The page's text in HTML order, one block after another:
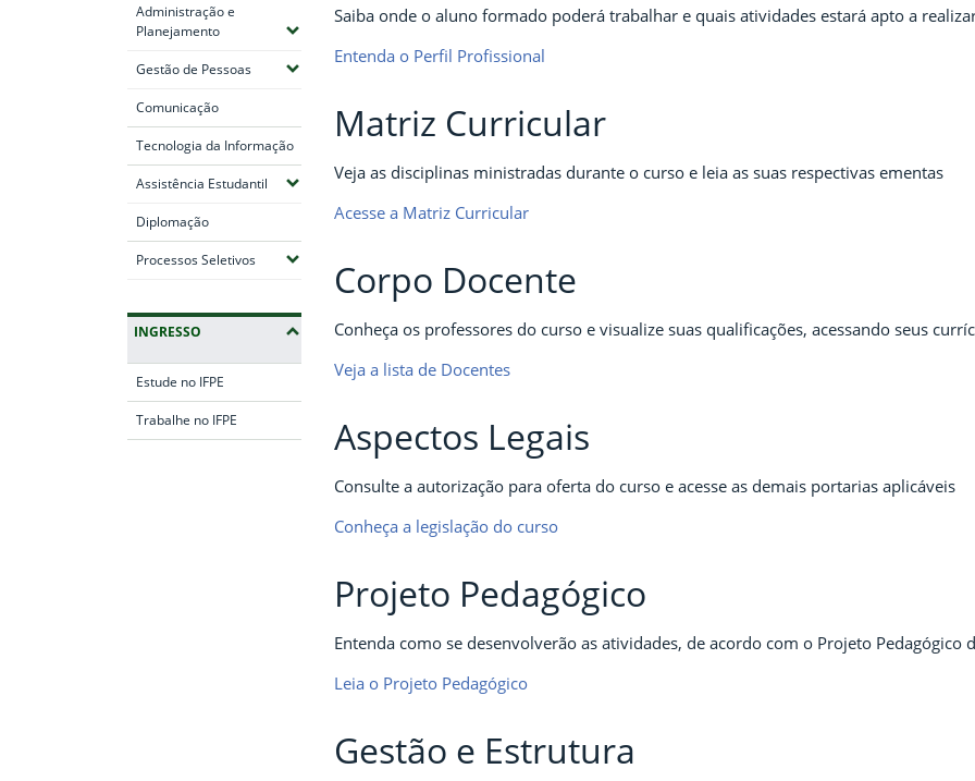
Administração e
Planejamento(Expandir submenus)
Gestão de Pessoas(Expandir submenus)
Comunicação
Tecnologia da Informação
Assistência Estudantil (Expandir submenus)
Diplomação
Processos Seletivos(Expandir submenus)
INGRESSO
Estude no IFPE
Trabalhe no IFPE
Saiba onde o aluno formado poderá trabalhar e quais atividades estará apto a
Entenda o Perfil Profissional
Matriz Curricular
Veja as disciplinas ministradas durante o curso e leia as suas respectivas ementas
Acesse a Matriz Curricular
Corpo Docente
Conheça os professores do curso e visualize suas qualificações, acessando seus
Veja a lista de Docentes
Aspectos Legais
Consulte a autorização para oferta do curso e acesse as demais portarias aplicáveis
Conheça a legislação do curso
Projeto Pedagógico
Entenda como se desenvolverão as atividades, de acordo com o Projeto Pedagógico
Leia o Projeto Pedagógico
Gestão e Estrutura